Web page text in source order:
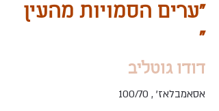
״ערים הסמויות מהעין
״
דודו גוטליב
אסאמבלאז' , 100/70